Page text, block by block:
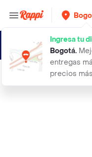
Ingresa tu
Bogotá.
entregas
precios
figura mini goo